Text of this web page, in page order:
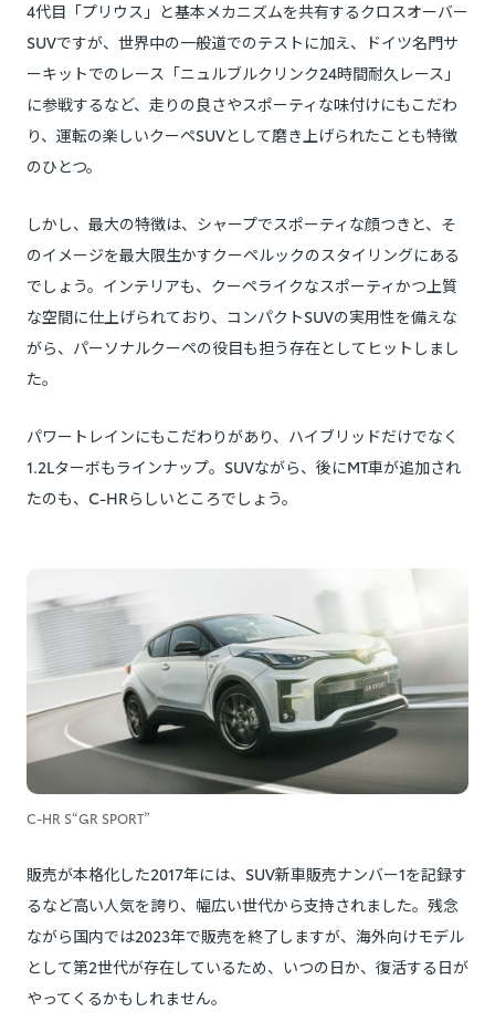
4代目「プリウス」と基本メカニズムを共有するクロスオーバー
SUVですが、世界中の一般道でのテストに加え、ドイツ名門サ
ーキットでのレース「ニュルブルクリンク24時間耐久レース」
に参戦するなど、走りの良さやスポーティな味付けにもこだわ
り、運転の楽しいクーペSUVとして磨き上げられたことも特徴
のひとつ。
しかし、最大の特徴は、シャープでスポーティな顔つきと、そ
のイメージを最大限生かすクーペルックのスタイリングにある
でしょう。インテリアも、クーペライクなスポーティかつ上質
な空間に仕上げられており、コンパクトSUVの実用性を備えな
がら、パーソナルクーペの役目も担う存在としてヒットしまし
た。
パワートレインにもこだわりがあり、ハイブリッドだけでなく
1.2Lターボもラインナップ。SUVながら、後にMT車が追加され
たのも、C-HRらしいところでしょう。
C-HR S“GR SPORT”
販売が本格化した2017年には、SUV新車販売ナンバー1を記録す
るなど高い人気を誇り、幅広い世代から支持されました。残念
ながら国内では2023年で販売を終了しますが、海外向けモデル
として第2世代が存在しているため、いつの日か、復活する日が
やってくるかもしれません。